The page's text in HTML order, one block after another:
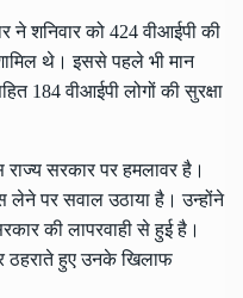
ने शनिवार को 424 वीआईपी की
थे। इससे पहले भी मान
184 वीआईपी लोगों की सुरक्षा
सरकार पर हमलावर है।
लेने पर सवाल उठाया है। उन्होंने
की लापरवाही से हुई है।
ठहराते हुए उनके खिलाफ